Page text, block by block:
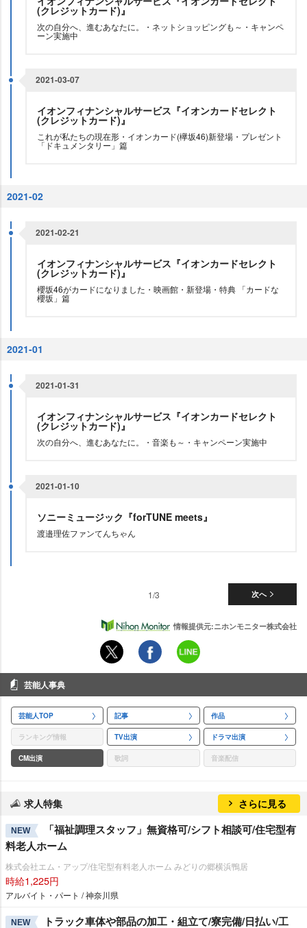
(クレジットカード)』
次の自分へ、進むあなたに。・ネットショッピングも～・キャンペ
ーン実施中
2021-03-07
イオンフィナンシャルサービス『イオンカードセレクト
(クレジットカード)』
これが私たちの現在形・イオンカード(欅坂46)新登場・プレゼント
「ドキュメンタリー」篇
2021-02
2021-02-21
イオンフィナンシャルサービス『イオンカードセレクト
(クレジットカード)』
櫻坂46がカードになりました・映画館・新登場・特典 「カードな
櫻坂」篇
2021-01
2021-01-31
イオンフィナンシャルサービス『イオンカードセレクト
(クレジットカード)』
次の自分へ、進むあなたに。・音楽も～・キャンペーン実施中
2021-01-10
ソニーミュージック『forTUNE meets』
渡邉理佐ファンてんちゃん
次へ
1/3
情報提供元:ニホンモニター株式会社
芸能人事典
芸能人TOP 記事 作品
ランキング情報 TV出演 ドラマ出演
CM出演 歌詞 音楽配信
求人特集 さらに見る
NEW
「福祉調理スタッフ」無資格可/シフト相談可/住宅型有
料老人ホーム
株式会社エム・アップ/住宅型有料老人ホーム みどりの郷横浜鴨居
時給1,225円
アルバイト・パート / 神奈川県
NEW トラック車体や部品の加工・組立て/寮完備/日払い/工